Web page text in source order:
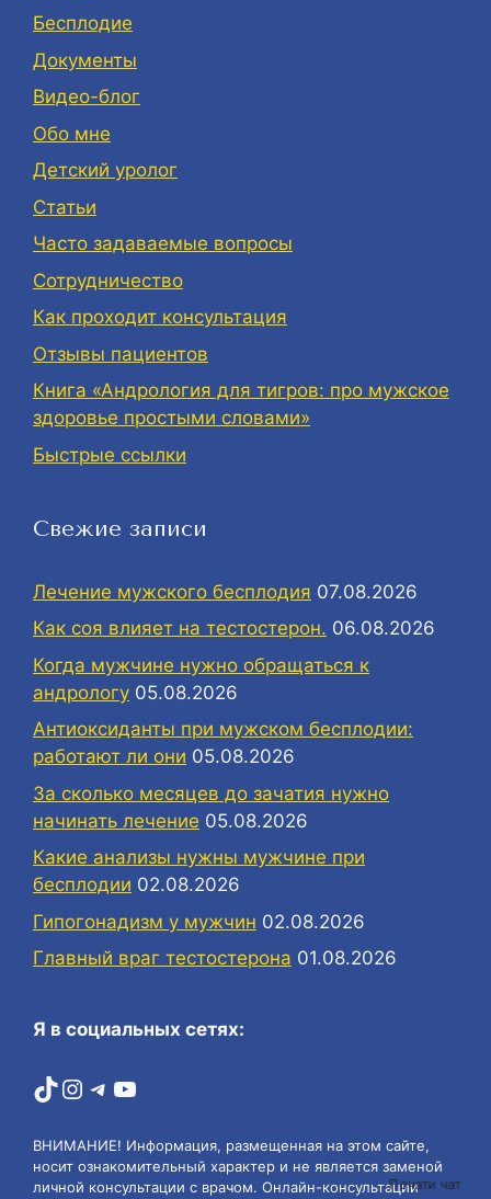
Бесплодие
Документы
Видео-блог
Обо мне
Детский уролог
Статьи
Часто задаваемые вопросы
Сотрудничество
Как проходит консультация
Отзывы пациентов
Книга «Андрология для тигров: про мужское
здоровье простыми словами»
Быстрые ссылки
Свежие записи
Лечение мужского бесплодия 07.08.2026
Как соя влияет на тестостерон. 06.08.2026
Когда мужчине нужно обращаться к
андрологу 05.08.2026
Антиоксиданты при мужском бесплодии:
работают ли они 05.08.2026
За сколько месяцев до зачатия нужно
начинать лечение 05.08.2026
Какие анализы нужны мужчине при
бесплодии 02.08.2026
Гипогонадизм у мужчин 02.08.2026
Главный враг тестостерона 01.08.2026
Я в социальных сетях:
TikTok
Instagram
Telegram
YouTube
ВНИМАНИЕ! Информация, размещенная на этом сайте,
носит ознакомительный характер и не является заменой
личной консультации с врачом. Онлайн-консультацииПочати чат